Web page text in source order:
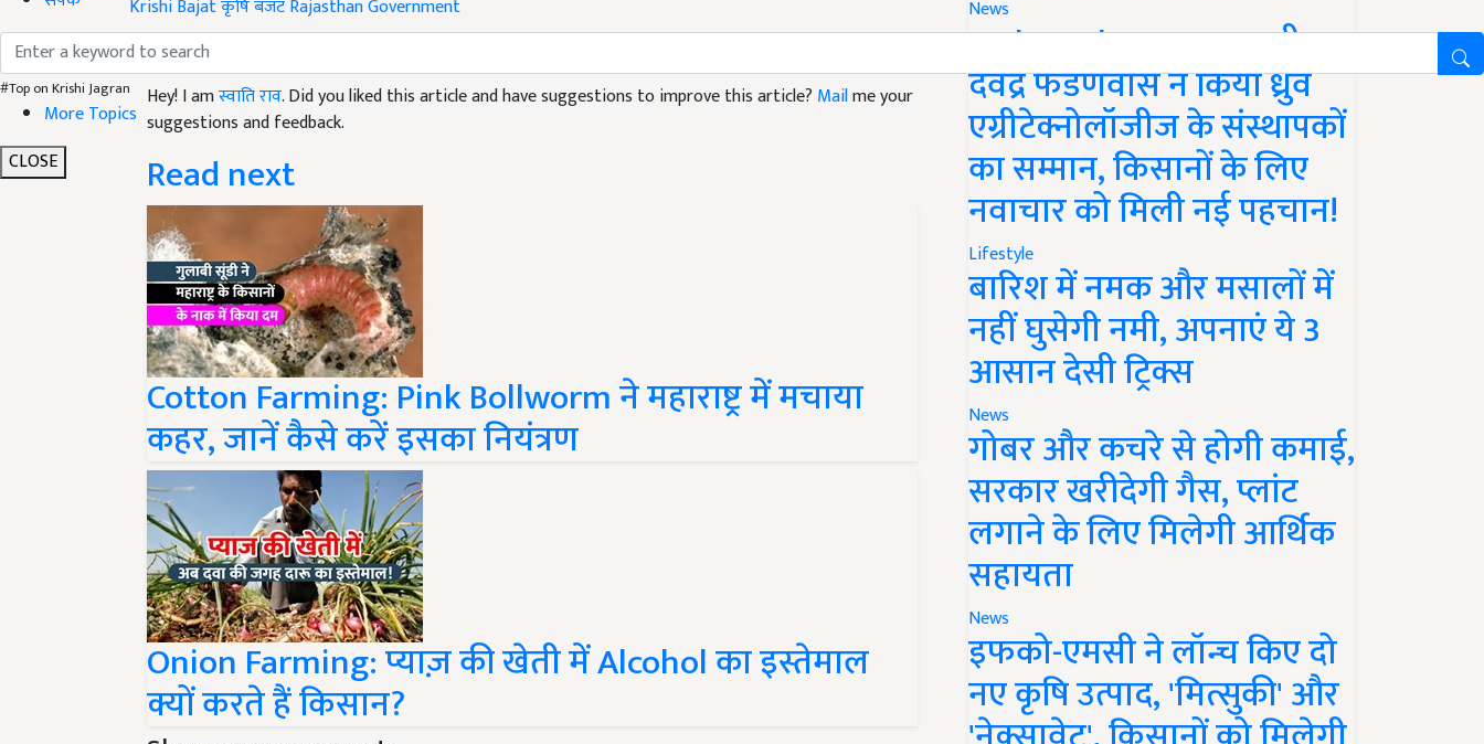
#Top on Krishi Jagran
More Topics
CLOSE
Like this article?
Hey! I amस्वाति राव. Did you liked this article and have suggestions to improve this article?Mailme your
suggestions and feedback.
Read next
Cotton Farming: Pink Bollworm ने महाराष्ट्र में मचाया
कहर, जानें कैसे करें इसका नियंत्रण
Onion Farming: प्याज़ की खेती में Alcohol का इस्तेमाल
क्यों करते हैं किसान?
Share your comments
News
Maharashtra News: सीएम
देवेंद्र फडणवीस ने किया ध्रुव
एग्रीटेक्नोलॉजीज के संस्थापकों
का सम्मान, किसानों के लिए
नवाचार को मिली नई पहचान!
Lifestyle
बारिश में नमक और मसालों में
नहीं घुसेगी नमी, अपनाएं ये 3
आसान देसी ट्रिक्स
News
गोबर और कचरे से होगी कमाई,
सरकार खरीदेगी गैस, प्लांट
लगाने के लिए मिलेगी आर्थिक
सहायता
News
इफको-एमसी ने लॉन्च किए दो
नए कृषि उत्पाद, 'मित्सुकी' और